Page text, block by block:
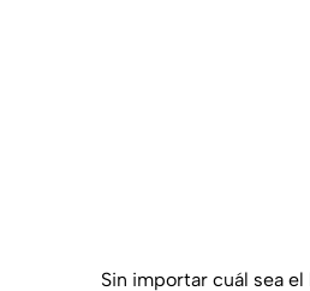
Sin importar cuál sea